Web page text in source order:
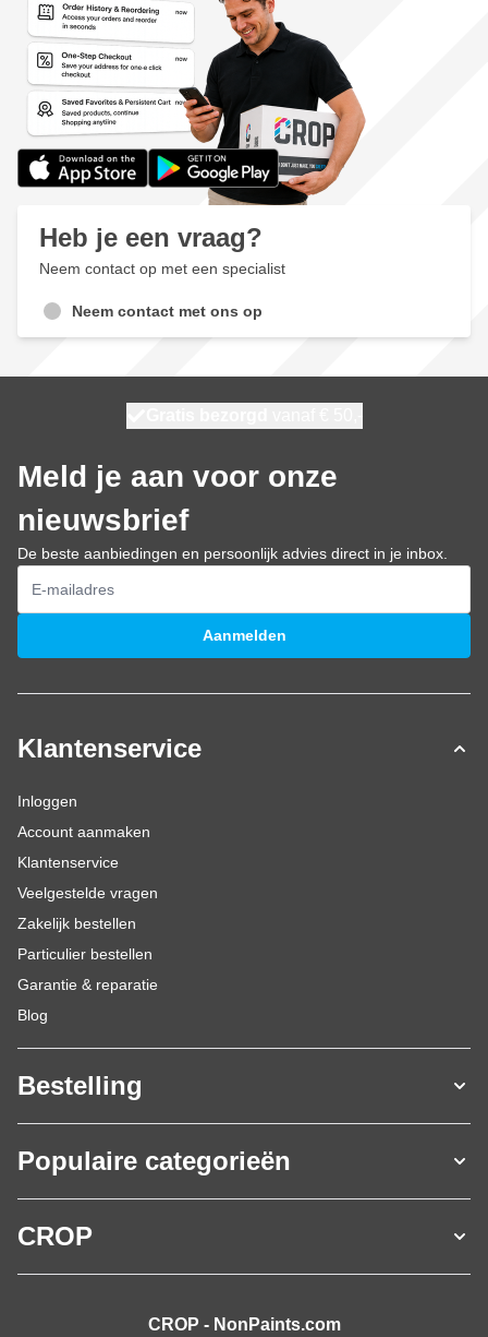
Heb je een vraag?
Neem contact op met een specialist
Neem contact met ons op
Meld je aan voor onze
nieuwsbrief
De beste aanbiedingen en persoonlijk advies direct in je inbox.
E-mailadres
Aanmelden
Klantenservice
Inloggen
Account aanmaken
Klantenservice
Veelgestelde vragen
Zakelijk bestellen
Particulier bestellen
Garantie & reparatie
Blog
Bestelling
Populaire categorieën
CROP
CROP - NonPaints.com